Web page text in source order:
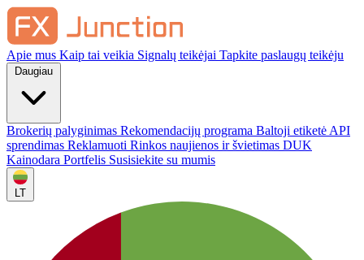
Apie mus Kaip tai veikia Signalų teikėjai Tapkite paslaugų teikėju
Brokerių palyginimas Rekomendacijų programa Baltoji etiketė API
sprendimas Reklamuoti Rinkos naujienos ir švietimas DUK
Kainodara Portfelis Susisiekite su mumis
LT